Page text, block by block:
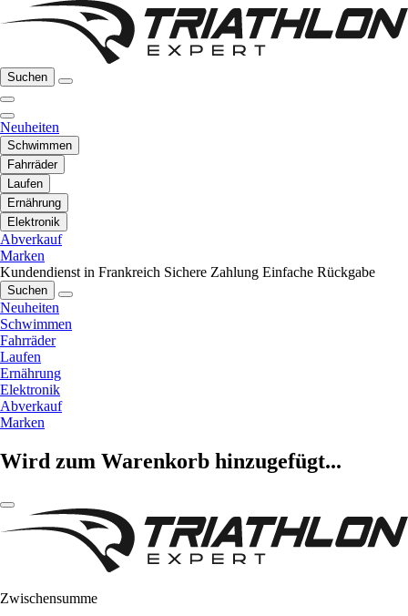
Suchen
Neuheiten
Schwimmen
Fahrräder
Laufen
Ernährung
Elektronik
Abverkauf
Marken
Kundendienst in Frankreich Sichere Zahlung Einfache Rückgabe
Suchen
Neuheiten
Schwimmen
Fahrräder
Laufen
Ernährung
Elektronik
Abverkauf
Marken
Wird zum Warenkorb hinzugefügt...
Zwischensumme